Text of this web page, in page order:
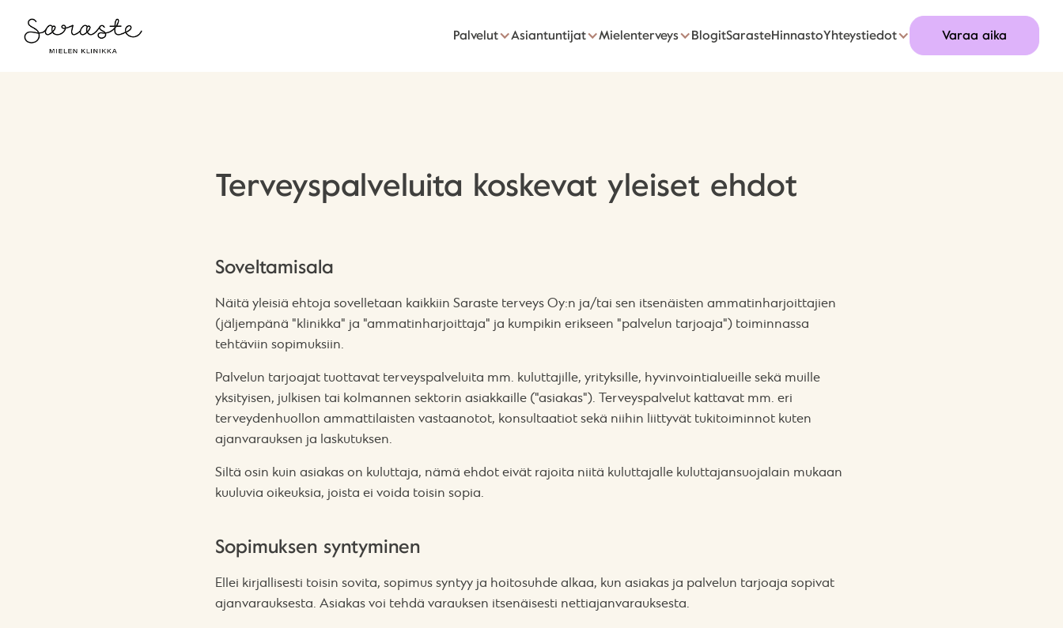
Palvelut Asiantuntijat Mielenterveys BlogitSarasteHinnastoYhteystiedot Varaa aika
Terveyspalveluita koskevat yleiset ehdot
Soveltamisala
Näitä yleisiä ehtoja sovelletaan kaikkiin Saraste terveys Oy:n ja/tai sen itsenäisten ammatinharjoittajien
(jäljempänä "klinikka" ja "ammatinharjoittaja" ja kumpikin erikseen "palvelun tarjoaja") toiminnassa
tehtäviin sopimuksiin.
Palvelun tarjoajat tuottavat terveyspalveluita mm. kuluttajille, yrityksille, hyvinvointialueille sekä muille
yksityisen, julkisen tai kolmannen sektorin asiakkaille ("asiakas"). Terveyspalvelut kattavat mm. eri
terveydenhuollon ammattilaisten vastaanotot, konsultaatiot sekä niihin liittyvät tukitoiminnot kuten
ajanvarauksen ja laskutuksen.
Siltä osin kuin asiakas on kuluttaja, nämä ehdot eivät rajoita niitä kuluttajalle kuluttajansuojalain mukaan
kuuluvia oikeuksia, joista ei voida toisin sopia.
Sopimuksen syntyminen
Ellei kirjallisesti toisin sovita, sopimus syntyy ja hoitosuhde alkaa, kun asiakas ja palvelun tarjoaja sopivat
ajanvarauksesta. Asiakas voi tehdä varauksen itsenäisesti nettiajanvarauksesta.